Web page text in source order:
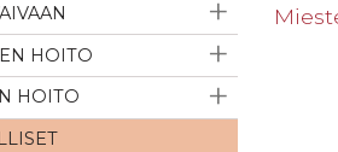
HOITO
HOITO